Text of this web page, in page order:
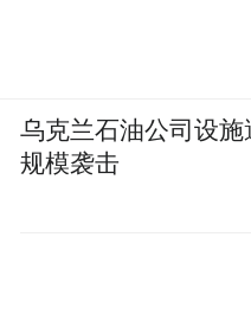
乌克兰石油公司设施
规模袭击